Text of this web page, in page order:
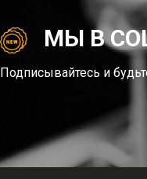
МЫ В
Подписывайтесь и